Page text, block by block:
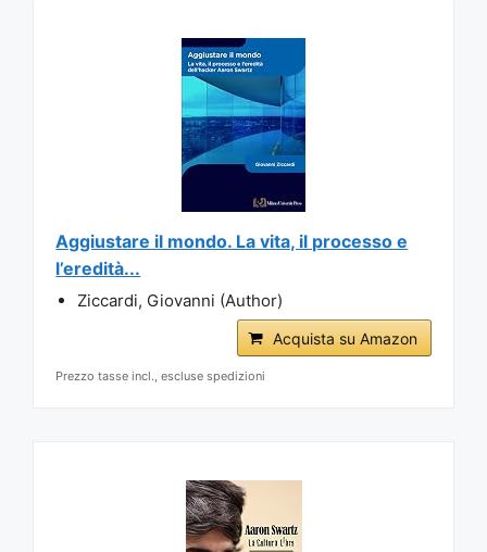
Aggiustare il mondo. La vita, il processo e
l’eredità...
Ziccardi, Giovanni (Author)
Acquista su Amazon
Prezzo tasse incl., escluse spedizioni